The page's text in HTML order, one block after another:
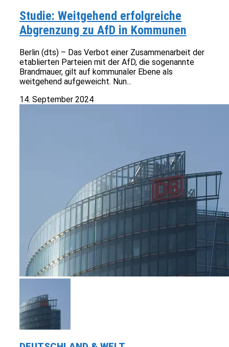
Studie: Weitgehend erfolgreiche
Abgrenzung zu AfD in Kommunen
Berlin (dts) – Das Verbot einer Zusammenarbeit der
etablierten Parteien mit der AfD, die sogenannte
Brandmauer, gilt auf kommunaler Ebene als
weitgehend aufgeweicht. Nun...
14. September 2024